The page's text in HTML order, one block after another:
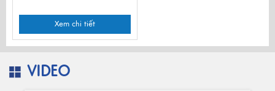
Xem chi tiết
VIDEO